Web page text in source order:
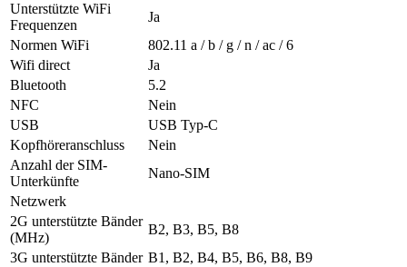
Unterstützte WiFi
Frequenzen
Ja
Normen WiFi
802.11 a / b / g / n / ac / 6
Wifi direct
Ja
Bluetooth
5.2
NFC
Nein
USB
USB Typ-C
Kopfhöreranschluss
Nein
Anzahl der SIM-
Unterkünfte
Nano-SIM
Netzwerk
2G unterstützte Bänder
(MHz)
B2, B3, B5, B8
3G unterstützte Bänder B1, B2, B4, B5, B6, B8, B9